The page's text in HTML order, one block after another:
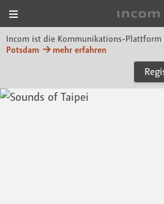
Incom ist die Kommunikations-Plattform
Potsdam
mehr erfahren